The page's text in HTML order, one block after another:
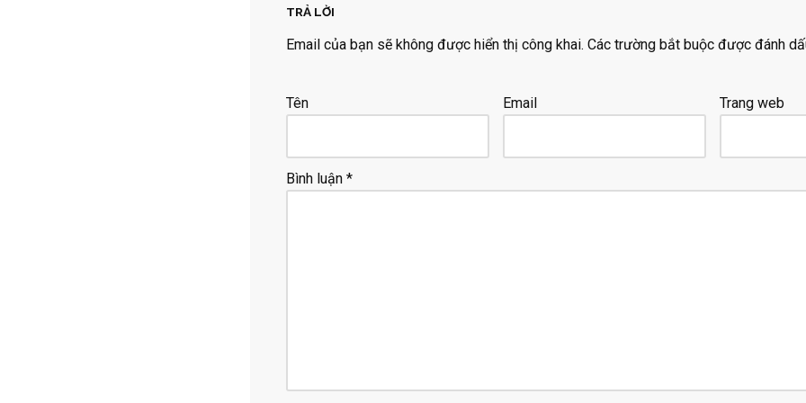
TRẢ LỜI
Email của bạn sẽ không được hiển thị công khai. Các trường bắt buộc được đánh
Tên Email Trang web
Bình luận *